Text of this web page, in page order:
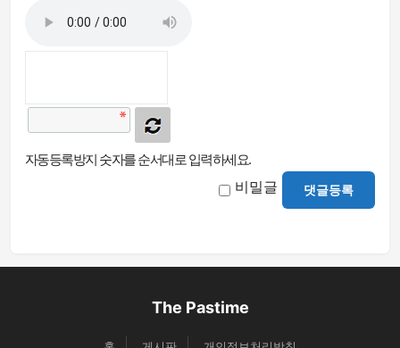
자동등록방지 숫자를 순서대로 입력하세요.
비밀글 댓글등록
The Pastime